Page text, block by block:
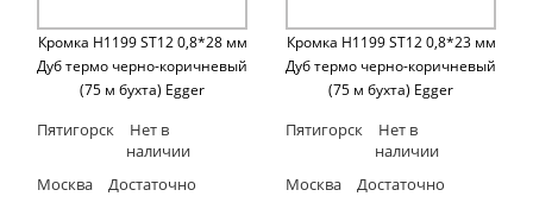
Кромка H1199 ST12 0,8*28 мм
Дуб термо черно-коричневый
(75 м бухта) Egger
Пятигорск
Нет в
наличии
Москва
Достаточно
Кромка H1199 ST12 0,8*23 мм
Дуб термо черно-коричневый
(75 м бухта) Egger
Пятигорск
Нет в
наличии
Москва
Достаточно